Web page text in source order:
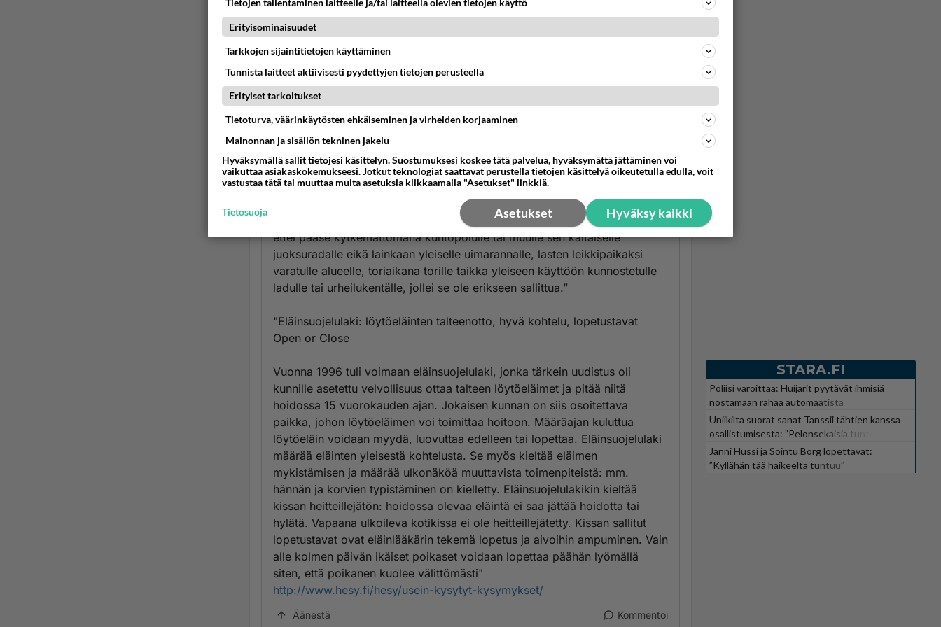
kieltää seuraeläimeksi otetun kissan heitteillejätön. Huom! Yksin ulkona
liikkuva kissa ei ole sama kuin villiintynyt kissa."
"Järjestyslaki: lemmikkieläinten liikkumista rajoittavat säännötOpen or
Close
Vuonna 2003 Suomessa tuli voimaan järjestyslaki, joka sallii kissan
pitämisen vapaana muutamaa poikkeusta lukuun ottamatta. Järjestyslaki
näyttää aiheuttavan kissan kannalta kaikkein eniten väärinkäsityksiä.
Kissaa koskeva kohta on pykälässä 14, jonka otsikko on koirakuri. Pykälän
viimeisessä kappaleessa sanotaan kuitenkin selvästi, että vain momentin 2
kohta koskee kissaa. Kissalla on siis vapaa liikkumisoikeus koko maassa,
eikä kissaa lain mukaan tarvitse pitää kytkettynä taajamassakaan lukuun
ottamatta järjestyslaissa mainittuja poikkeuksia: ”pidettävä huolta siitä,
ettei pääse kytkemättömänä kuntopolulle tai muulle sen kaltaiselle
juoksuradalle eikä lainkaan yleiselle uimarannalle, lasten leikkipaikaksi
varatulle alueelle, toriaikana torille taikka yleiseen käyttöön kunnostetulle
ladulle tai urheilukentälle, jollei se ole erikseen sallittua.”
"Eläinsuojelulaki: löytöeläinten talteenotto, hyvä kohtelu, lopetustavat
Open or Close
Vuonna 1996 tuli voimaan eläinsuojelulaki, jonka tärkein uudistus oli
kunnille asetettu velvollisuus ottaa talteen löytöeläimet ja pitää niitä
hoidossa 15 vuorokauden ajan. Jokaisen kunnan on siis osoitettava
paikka, johon löytöeläimen voi toimittaa hoitoon. Määräajan kuluttua
löytöeläin voidaan myydä, luovuttaa edelleen tai lopettaa. Eläinsuojelulaki
määrää eläinten yleisestä kohtelusta. Se myös kieltää eläimen
mykistämisen ja määrää ulkonäköä muuttavista toimenpiteistä: mm.
hännän ja korvien typistäminen on kielletty. Eläinsuojelulakikin kieltää
kissan heitteillejätön: hoidossa olevaa eläintä ei saa jättää hoidotta tai
hylätä. Vapaana ulkoileva kotikissa ei ole heitteillejätetty. Kissan sallitut
lopetustavat ovat eläinlääkärin tekemä lopetus ja aivoihin ampuminen. Vain
alle kolmen päivän ikäiset poikaset voidaan lopettaa päähän lyömällä
siten, että poikanen kuolee välittömästi"
http://www.hesy.fi/hesy/usein-kysytyt-kysymykset/
Äänestä Kommentoi
STARA.FI
Poliisi varoittaa: Huijarit pyytävät ihmisiä
nostamaan rahaa automaatista
Uniikilta suorat sanat Tanssii tähtien kanssa
osallistumisesta: ”Pelonsekaisia tunteita”
Janni Hussi ja Sointu Borg lopettavat:
”Kyllähän tää haikeelta tuntuu”
Tietojen tallentaminen laitteelle ja/tai laitteella olevien tietojen käyttö
Erityisominaisuudet
Tarkkojen sijaintitietojen käyttäminen
Tunnista laitteet aktiivisesti pyydettyjen tietojen perusteella
Erityiset tarkoitukset
Tietoturva, väärinkäytösten ehkäiseminen ja virheiden korjaaminen
Mainonnan ja sisällön tekninen jakelu
Hyväksymällä sallit tietojesi käsittelyn. Suostumuksesi koskee tätä palvelua, hyväksymättä jättäminen voi
vaikuttaa asiakaskokemukseesi. Jotkut teknologiat saattavat perustella tietojen käsittelyä oikeutetulla edulla, voit
vastustaa tätä tai muuttaa muita asetuksia klikkaamalla "Asetukset" linkkiä.
Hyväksy kaikki
Asetukset
Tietosuoja